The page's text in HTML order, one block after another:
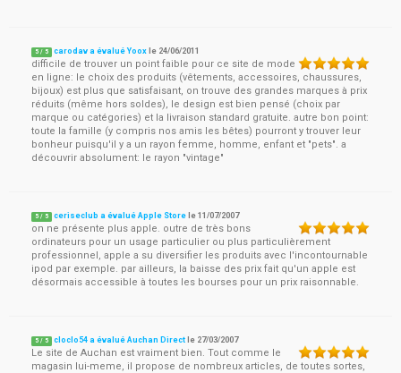
5 / 5 carodav a évalué Yoox le 24/06/2011
difficile de trouver un point faible pour ce site de mode
en ligne: le choix des produits (vêtements, accessoires, chaussures,
bijoux) est plus que satisfaisant, on trouve des grandes marques à prix
réduits (même hors soldes), le design est bien pensé (choix par
marque ou catégories) et la livraison standard gratuite. autre bon point:
toute la famille (y compris nos amis les bêtes) pourront y trouver leur
bonheur puisqu'il y a un rayon femme, homme, enfant et "pets". a
découvrir absolument: le rayon "vintage"
5 / 5 ceriseclub a évalué Apple Store le11/07/2007
on ne présente plus apple. outre de très bons
ordinateurs pour un usage particulier ou plus particulièrement
professionnel, apple a su diversifier les produits avec l'incontournable
ipod par exemple. par ailleurs, la baisse des prix fait qu'un apple est
désormais accessible à toutes les bourses pour un prix raisonnable.
5 / 5 cloclo54 a évalué Auchan Direct le 27/03/2007
Le site de Auchan est vraiment bien. Tout comme le
magasin lui-meme, il propose de nombreux articles, de toutes sortes,